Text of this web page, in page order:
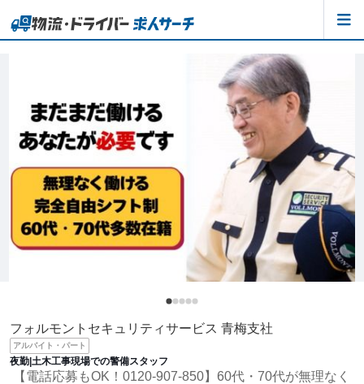
フォルモントセキュリティサービス 青梅支社
アルバイト・パート
夜勤|土木工事現場での警備スタッフ
【電話応募もOK！0120-907-850】60代・70代が無理なく